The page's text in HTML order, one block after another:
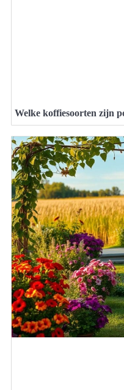
Welke koffiesoorten zijn